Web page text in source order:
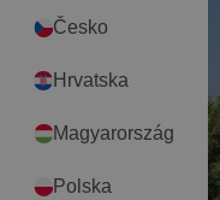
Česko
Hrvatska
Magyarország
Polska